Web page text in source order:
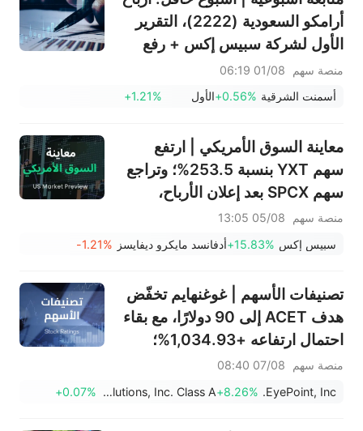
أرامكو السعودية (2222)، التقرير
الأول لشركة سبيس إكس + رفع
قيود التجميد الضخمة، نتائج
سانديسك/سناب/إيه إم دي؛ بيانات
لشهر يوليو في دائرة الضوء
منصة سهم
01/08 06:19
أسمنت الشرقية +0.56%الأول +1.21%
معاينة السوق الأمريكي | ارتفع
سهم YXT بنسبة 253.5%؛ وتراجع
سهم SPCX بعد إعلان الأرباح،
وينتهي حظر التداول يوم الخميس؛
وستعلن شركتا SNDK وWDC عن
تقول إن مضيق هرمز لن يُفتح فورًا
منصة سهم
05/08 13:05
سبيس إكس +15.83%أدفانسد مايكرو ديفايسز -1.21%
تصنيفات الأسهم | غوغنهايم تخفّض
هدف ACET إلى 90 دولارًا، مع بقاء
احتمال ارتفاعه +1,034.93%؛
2,100 دولار
منصة سهم
07/08 08:40
EyePoint, Inc.
+8.26%
Figure Technology Solutions, Inc. Class A
+0.07%